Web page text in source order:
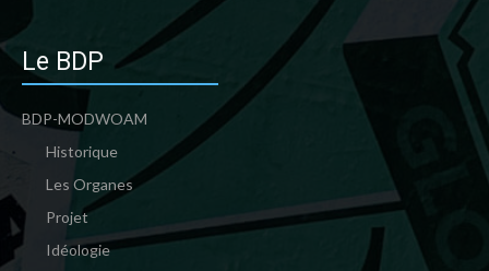
Le BDP
BDP-MODWOAM
Historique
Les Organes
Projet
Idéologie